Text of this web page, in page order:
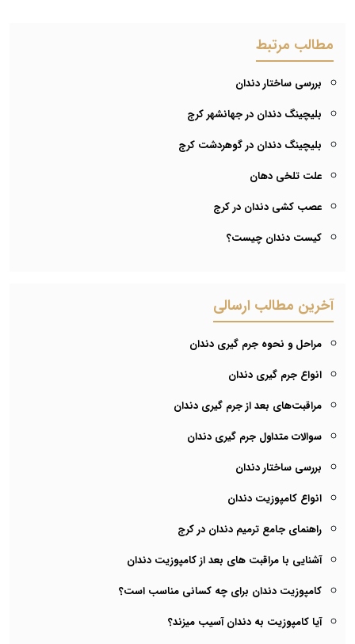
مطالب مرتبط
بررسی ساختار دندان
بلیچینگ دندان در جهانشهر کرج
بلیچینگ دندان در گوهردشت کرج
علت تلخی دهان
عصب کشی دندان در کرج
کیست دندان چیست؟
آخرین مطالب ارسالی
مراحل و نحوه جرم گیری دندان
انواع جرم گیری دندان
مراقبت‌های بعد از جرم گیری دندان
سوالات متداول جرم گیری دندان
بررسی ساختار دندان
انواع کامپوزیت دندان
راهنمای جامع ترمیم دندان در کرج
آشنایی با مراقبت های بعد از کامپوزیت دندان
کامپوزیت دندان برای چه کسانی مناسب است؟
آیا کامپوزیت به دندان آسیب میزند؟